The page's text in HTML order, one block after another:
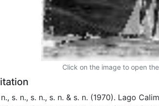
Click on the image to open
s. n., s. n., s. n. & s. n. (1970). Lago